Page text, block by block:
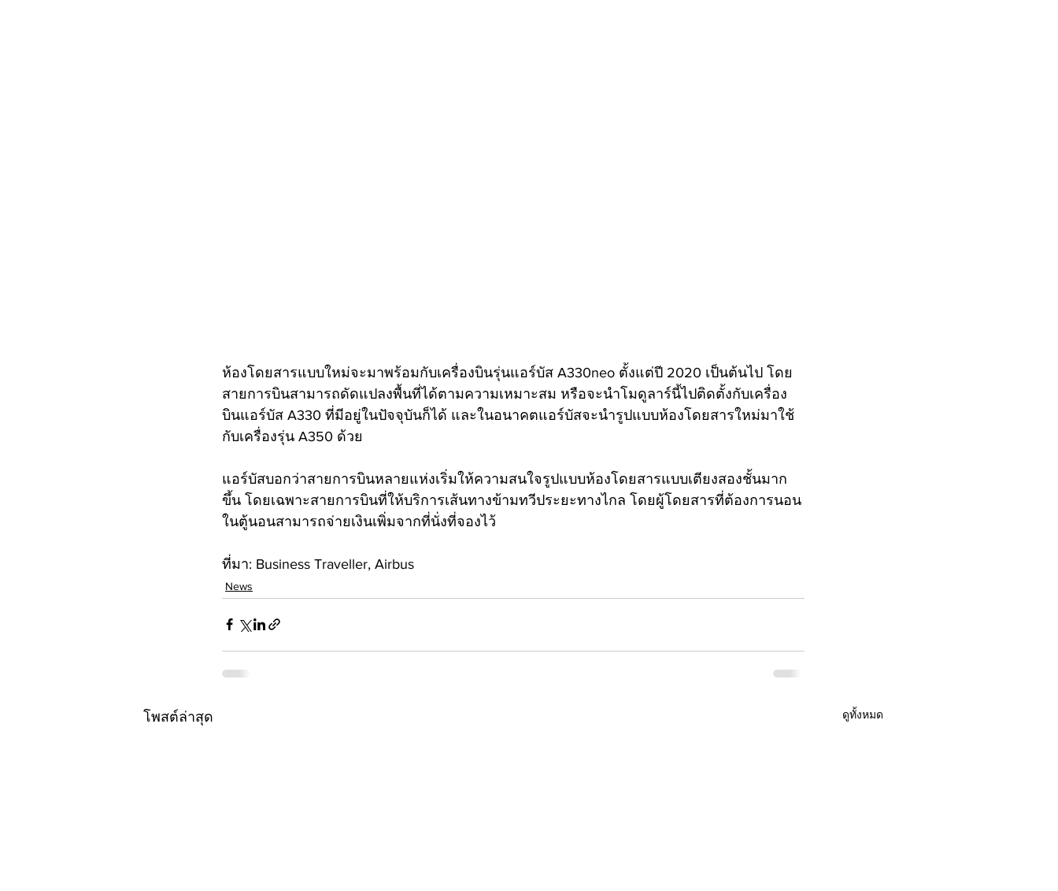
ห้องโดยสารแบบใหม่จะมาพร้อมกับเครื่องบินรุ่นแอร์บัส A330neo ตั้งแต่ปี 2020 เป็นต้นไป โดย
สายการบินสามารถดัดแปลงพื้นที่ได้ตามความเหมาะสม หรือจะนำโมดูลาร์นี้ไปติดตั้งกับเครื่อง
บินแอร์บัส A330 ที่มีอยู่ในปัจจุบันก็ได้ และในอนาคตแอร์บัสจะนำรูปแบบห้องโดยสารใหม่มาใช้
กับเครื่องรุ่น A350 ด้วย
แอร์บัสบอกว่าสายการบินหลายแห่งเริ่มให้ความสนใจรูปแบบห้องโดยสารแบบเตียงสองชั้นมาก
ขึ้น โดยเฉพาะสายการบินที่ให้บริการเส้นทางข้ามทวีประยะทางไกล โดยผู้โดยสารที่ต้องการนอน
ในตู้นอนสามารถจ่ายเงินเพิ่มจากที่นั่งที่จองไว้
ที่มา: Business Traveller, Airbus
News
โพสต์ล่าสุด ดูทั้งหมด